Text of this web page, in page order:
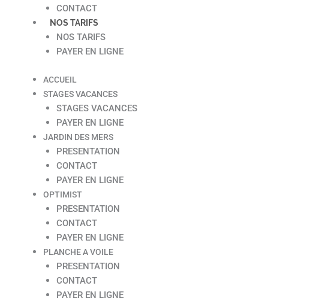
CONTACT
NOS TARIFS
NOS TARIFS
PAYER EN LIGNE
ACCUEIL
STAGES VACANCES
STAGES VACANCES
PAYER EN LIGNE
JARDIN DES MERS
PRESENTATION
CONTACT
PAYER EN LIGNE
OPTIMIST
PRESENTATION
CONTACT
PAYER EN LIGNE
PLANCHE A VOILE
PRESENTATION
CONTACT
PAYER EN LIGNE